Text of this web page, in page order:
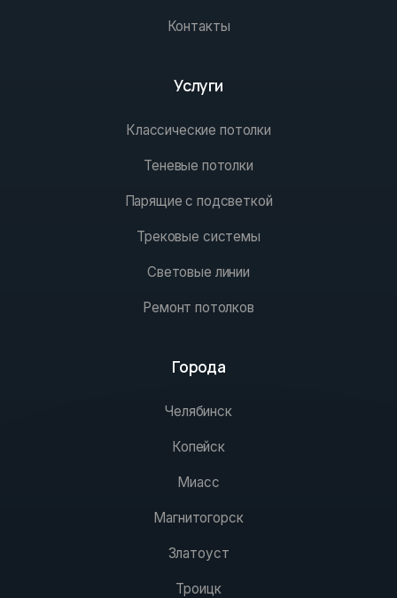
Контакты
Услуги
Классические потолки
Теневые потолки
Парящие с подсветкой
Трековые системы
Световые линии
Ремонт потолков
Города
Челябинск
Копейск
Миасс
Магнитогорск
Златоуст
Троицк